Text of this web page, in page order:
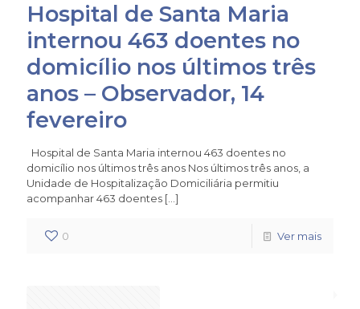
Hospital de Santa Maria
internou 463 doentes no
domicílio nos últimos três
anos – Observador, 14
fevereiro
Hospital de Santa Maria internou 463 doentes no
domicílio nos últimos três anos Nos últimos três anos, a
Unidade de Hospitalização Domiciliária permitiu
acompanhar 463 doentes […]
0 Ver mais